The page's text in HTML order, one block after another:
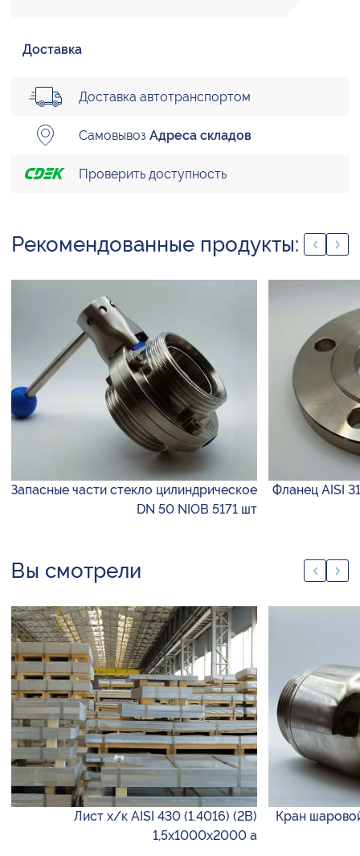
Доставка
Доставка автотранспортом
Самовывоз Адреса складов
Проверить доступность
Рекомендованные продукты:
Запасные части стекло цилиндрическое
DN 50 NIOB 5171 шт
Фланец AISI
Вы смотрели
Лист х/к AISI 430 (1.4016) (2B)
1,5х1000х2000 а
Кран